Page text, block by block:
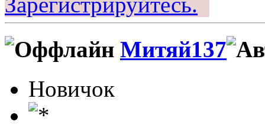
Митяй137
Новичок